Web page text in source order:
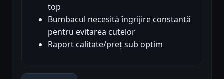
top
Bumbacul necesită îngrijire constantă
pentru evitarea cutelor
Raport calitate/preț sub optim